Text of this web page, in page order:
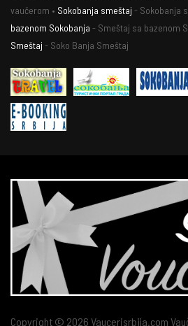
vaučerom • Sokobanja smeštaj - Sokobanja
bazenom Sokobanja - Smeštaj sa bazenom
Smeštaj - Soko Banja Smeštaj
Copyright © 2026 Vaucerisrbija.com